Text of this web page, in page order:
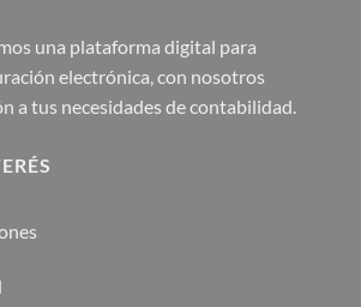
una plataforma digital para
electrónica, con nosotros
a tus necesidades de contabilidad.